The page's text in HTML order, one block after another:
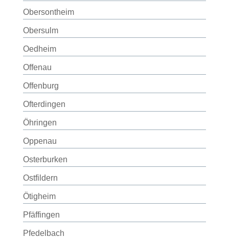
Obersontheim
Obersulm
Oedheim
Offenau
Offenburg
Ofterdingen
Öhringen
Oppenau
Osterburken
Ostfildern
Ötigheim
Pfäffingen
Pfedelbach